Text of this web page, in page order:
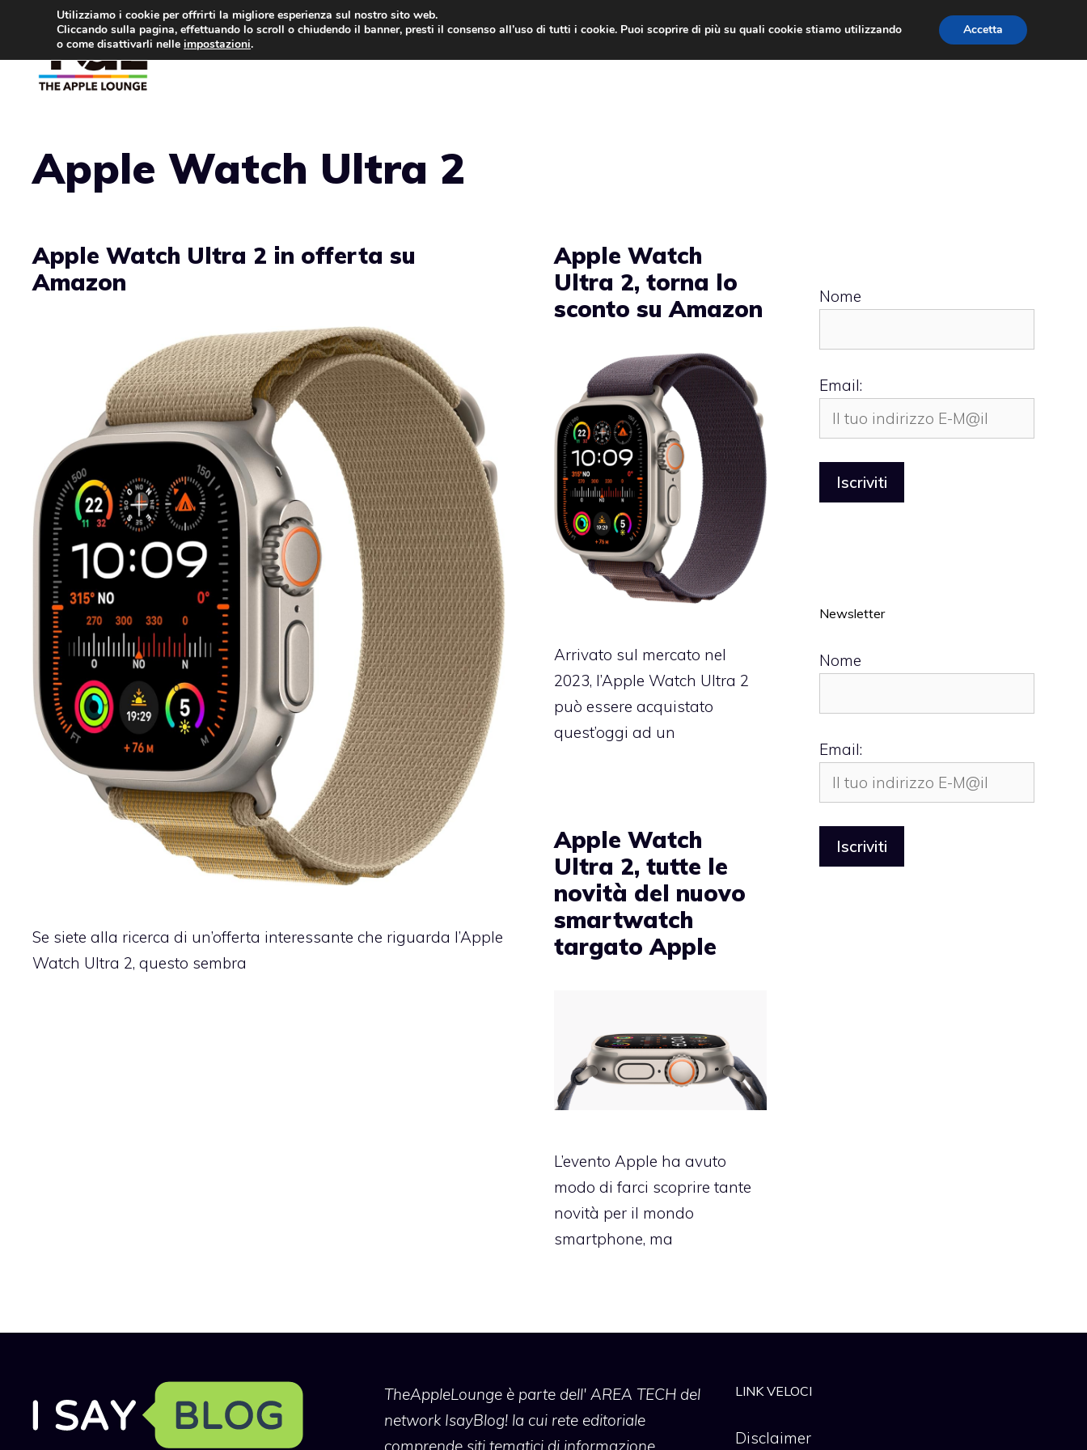
contenuto
Apple Watch Ultra 2
Apple Watch Ultra 2 in offerta su
Amazon
Se siete alla ricerca di un’offerta interessante che riguarda l’Apple
Watch Ultra 2, questo sembra
Apple Watch
Ultra 2, torna lo
sconto su Amazon
Arrivato sul mercato nel
2023, l’Apple Watch Ultra 2
può essere acquistato
quest’oggi ad un
Apple Watch
Ultra 2, tutte le
novità del nuovo
smartwatch
targato Apple
L’evento Apple ha avuto
modo di farci scoprire tante
novità per il mondo
smartphone, ma
Nome
Email:
Newsletter
Nome
Email:
TheAppleLoungeè parte dell' AREA TECH del
network IsayBlog! la cui rete editoriale
comprende siti tematici di informazione
LINK VELOCI
Disclaimer
Utilizziamo i cookie per offrirti la migliore esperienza sul nostro sito web.
Cliccando sulla pagina, effettuando lo scroll o chiudendo il banner, presti il consenso all’uso di tutti i cookie. Puoi scoprire di più su quali cookie stiamo utilizzando
o come disattivarli nelle impostazioni.
Accetta